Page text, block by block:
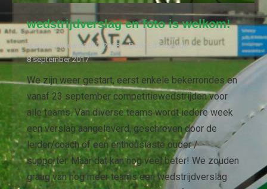
wedstrijdverslag en foto is welkom!
Nieuws ,Nieuws 2017/2018 Door
Ed Goverde
8 september 2017
We zijn weer gestart, eerst enkele bekerrondes en
vanaf 23 september competitiewedstrijden voor
alle teams. Van diverse teams wordt iedere week
een verslag aangeleverd, geschreven door de
leider/coach of een enthousiaste ouder /
supporter. Maar dat kan nog veel beter! We zouden
graag van nog meer teams een wedstrijdverslag